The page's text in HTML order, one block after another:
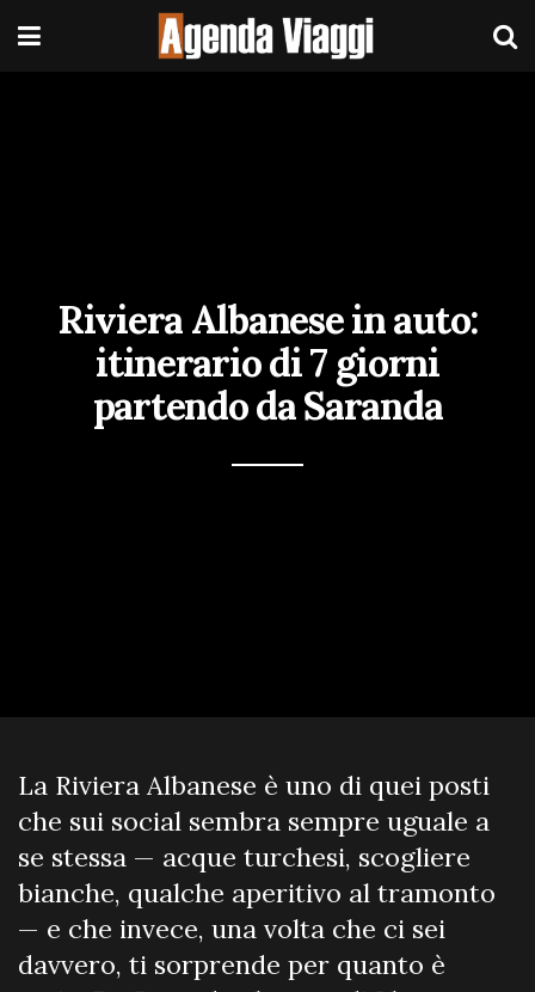
Riviera Albanese in auto:
itinerario di 7 giorni
partendo da Saranda
La Riviera Albanese è uno di quei posti
che sui social sembra sempre uguale a
se stessa — acque turchesi, scogliere
bianche, qualche aperitivo al tramonto
— e che invece, una volta che ci sei
davvero, ti sorprende per quanto è